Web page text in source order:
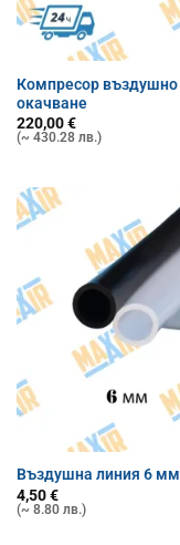
Компресор въздушно
окачване
220,00€
(~ 430.28 лв.)
Въздушна линия 6 мм
4,50€
(~ 8.80 лв.)